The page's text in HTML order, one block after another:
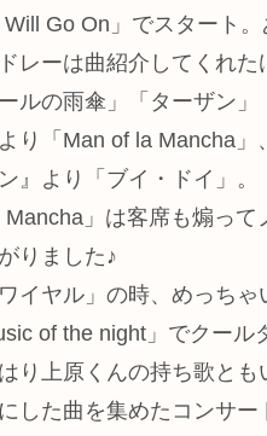
Will Go On」でスタート
レーは曲紹介してくれた
ールの雨傘」「ターザン
り「Man of la Mancha
』より「ブイ・ドイ」。
Mancha」は客席も煽っ
りました♪
ワイヤル」の時、めっち
of the night」でクール
り上原くんの持ち歌と
した曲を集めたコンサ